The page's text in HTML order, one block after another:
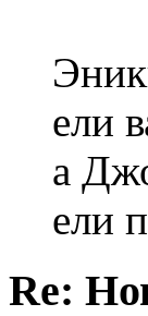
ели
а
ели
Re: